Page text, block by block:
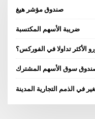
صندوق مؤشر هيغ
ضريبة الأسهم المكتسبة
الأكثر تداولا في الفوركس؟
سوق الأسهم المشترك
في الذمم التجارية المدينة